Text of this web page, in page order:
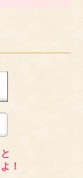
！